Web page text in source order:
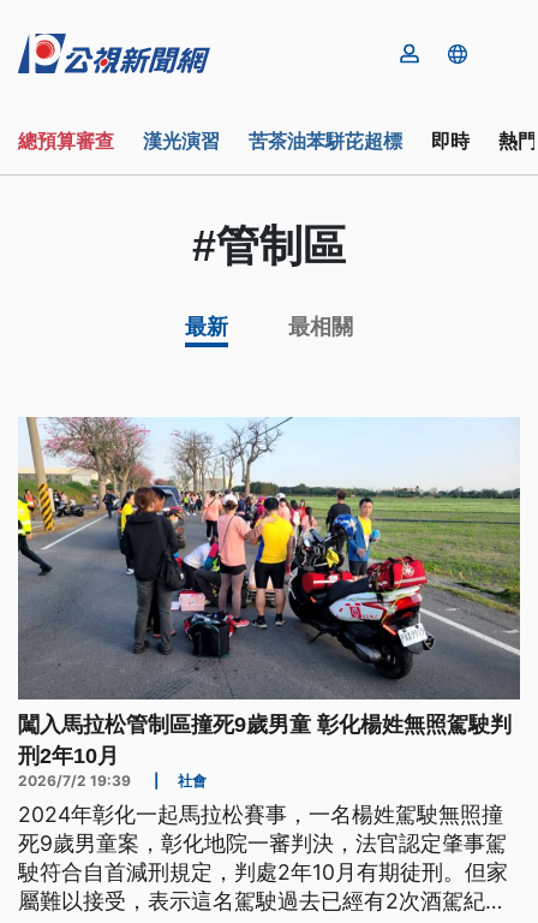
總預算審查 漢光演習 苦茶油苯駢芘超標 即時 熱
#管制區
最新 最相關
闖入馬拉松管制區撞死9歲男童 彰化楊姓無照駕駛判
刑2年10月
2026/7/2 19:39 社會
2024年彰化一起馬拉松賽事，一名楊姓駕駛無照撞
死9歲男童案，彰化地院一審判決，法官認定肇事駕
駛符合自首減刑規定，判處2年10月有期徒刑。但家
屬難以接受，表示這名駕駛過去已經有2次酒駕紀